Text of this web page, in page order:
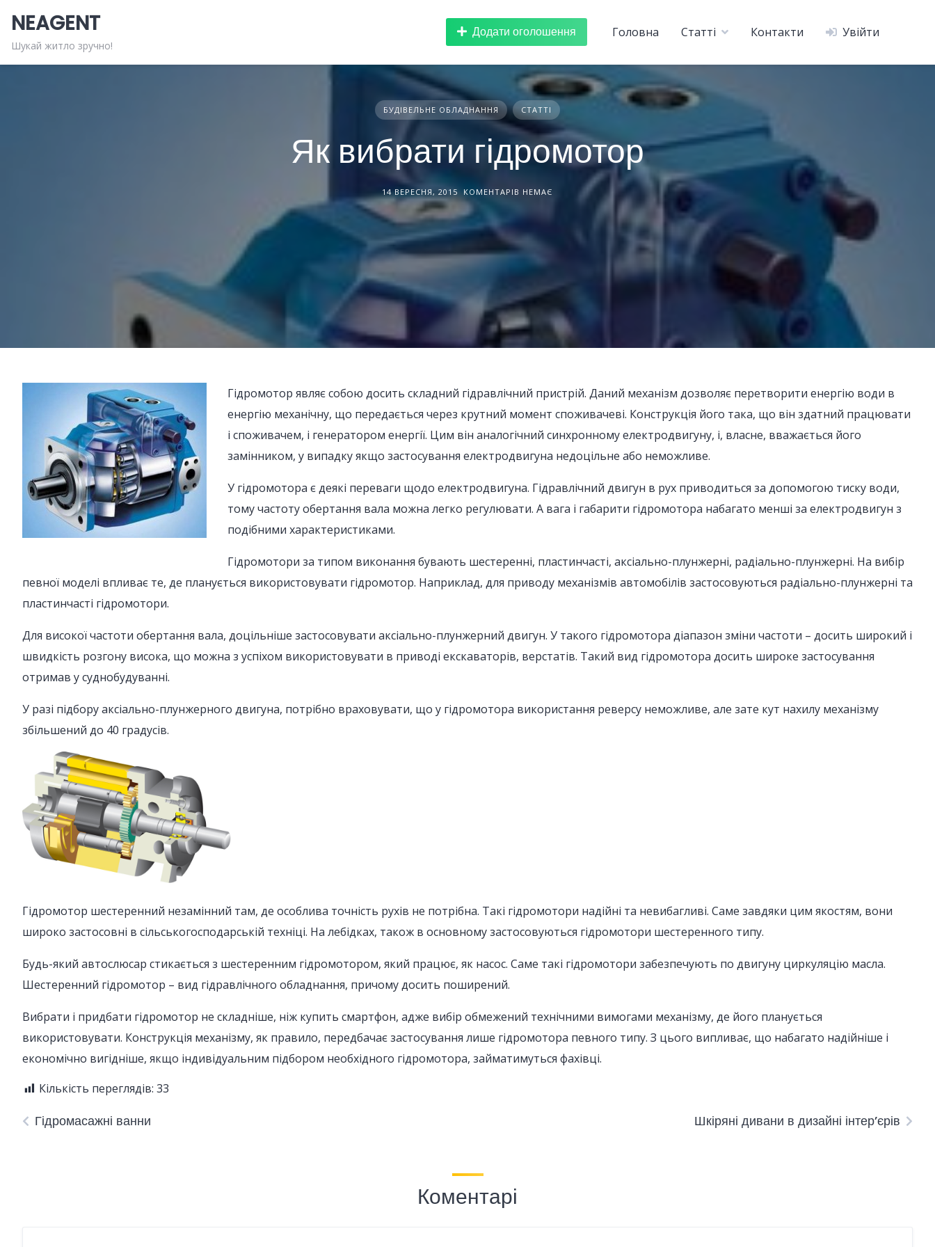
content
NEAGENT
Шукай житло зручно!
Головна Статті Контакти Увійти
Додати оголошення
БУДІВЕЛЬНЕ ОБЛАДНАННЯ СТАТТІ
Як вибрати гідромотор
14 ВЕРЕСНЯ, 2015 КОМЕНТАРІВ НЕМАЄ
Гідромотор являє собою досить складний гідравлічний пристрій. Даний механізм дозволяє перетворити енергію води в
енергію механічну, що передається через крутний момент споживачеві. Конструкція його така, що він здатний працювати
і споживачем, і генератором енергії. Цим він аналогічний синхронному електродвигуну, і, власне, вважається його
замінником, у випадку якщо застосування електродвигуна недоцільне або неможливе.
У гідромотора є деякі переваги щодо електродвигуна. Гідравлічний двигун в рух приводиться за допомогою тиску води,
тому частоту обертання вала можна легко регулювати. А вага і габарити гідромотора набагато менші за електродвигун з
подібними характеристиками.
Гідромотори за типом виконання бувають шестеренні, пластинчасті, аксіально-плунжерні, радіально-плунжерні. На вибір
певної моделі впливає те, де планується використовувати гідромотор. Наприклад, для приводу механізмів автомобілів застосовуються радіально-плунжерні та
пластинчасті гідромотори.
Для високої частоти обертання вала, доцільніше застосовувати аксіально-плунжерний двигун. У такого гідромотора діапазон зміни частоти – досить широкий і
швидкість розгону висока, що можна з успіхом використовувати в приводі екскаваторів, верстатів. Такий вид гідромотора досить широке застосування
отримав у суднобудуванні.
У разі підбору аксіально-плунжерного двигуна, потрібно враховувати, що у гідромотора використання реверсу неможливе, але зате кут нахилу механізму
збільшений до 40 градусів.
Гідромотор шестеренний незамінний там, де особлива точність рухів не потрібна. Такі гідромотори надійні та невибагливі. Саме завдяки цим якостям, вони
широко застосовні в сільськогосподарській техніці. На лебідках, також в основному застосовуються гідромотори шестеренного типу.
Будь-який автослюсар стикається з шестеренним гідромотором, який працює, як насос. Саме такі гідромотори забезпечують по двигуну циркуляцію масла.
Шестеренний гідромотор – вид гідравлічного обладнання, причому досить поширений.
Вибрати і придбати гідромотор не складніше, ніж купить смартфон, адже вибір обмежений технічними вимогами механізму, де його планується
використовувати. Конструкція механізму, як правило, передбачає застосування лише гідромотора певного типу. З цього випливає, що набагато надійніше і
економічно вигідніше, якщо індивідуальним підбором необхідного гідромотора, займатимуться фахівці.
Кількість переглядів: 33
Гідромасажні ванни Шкіряні дивани в дизайні інтер’єрів
Коментарі